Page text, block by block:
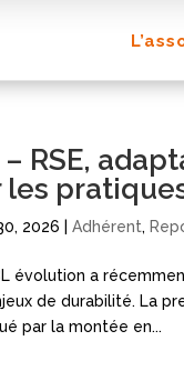
RSE,
2026 |Adhérent,
évolution a
de durabilité. La
par la montée en...